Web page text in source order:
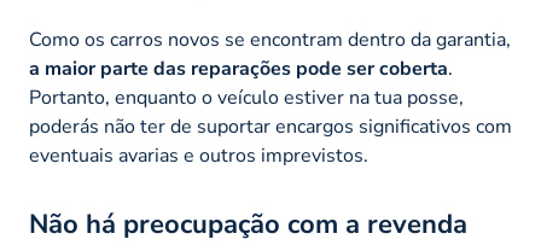
Como os carros novos se encontram dentro da garantia,
a maior parte das reparações pode ser coberta.
Portanto, enquanto o veículo estiver na tua posse,
poderás não ter de suportar encargos significativos com
eventuais avarias e outros imprevistos.
Não há preocupação com a revenda